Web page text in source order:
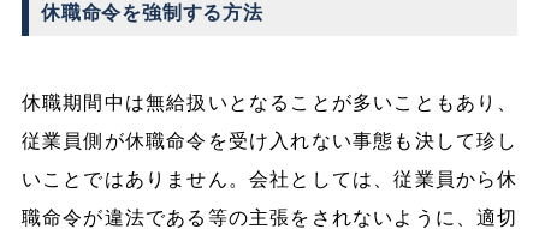
休職命令を強制する方法
休職期間中は無給扱いとなることが多いこともあり、
従業員側が休職命令を受け入れない事態も決して珍し
いことではありません。会社としては、従業員から休
職命令が違法である等の主張をされないように、適切